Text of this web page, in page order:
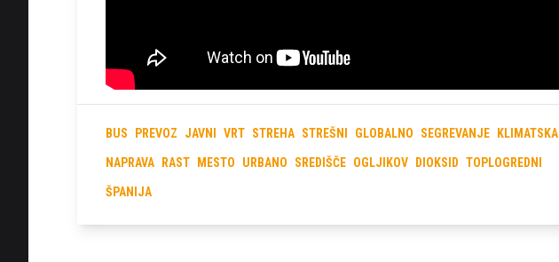
BUS PREVOZ JAVNI VRT STREHA STREŠNI GLOBALNO SEGREVANJE KLIMATSKA
NAPRAVA RAST MESTO URBANO SREDIŠČE OGLJIKOV DIOKSID TOPLOGREDNI
ŠPANIJA